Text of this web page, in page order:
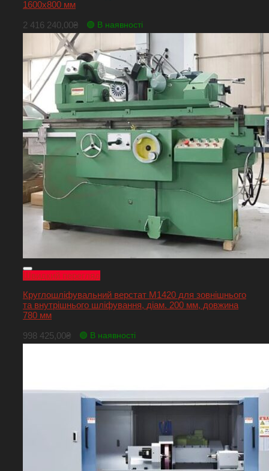
1600х800 мм
2 416 240,00₴ 🟢 В наявності
Швидкий перегляд
Круглошліфувальний верстат М1420 для зовнішнього
та внутрішнього шліфування, діам. 200 мм, довжина
780 мм
998 425,00₴ 🟢 В наявності